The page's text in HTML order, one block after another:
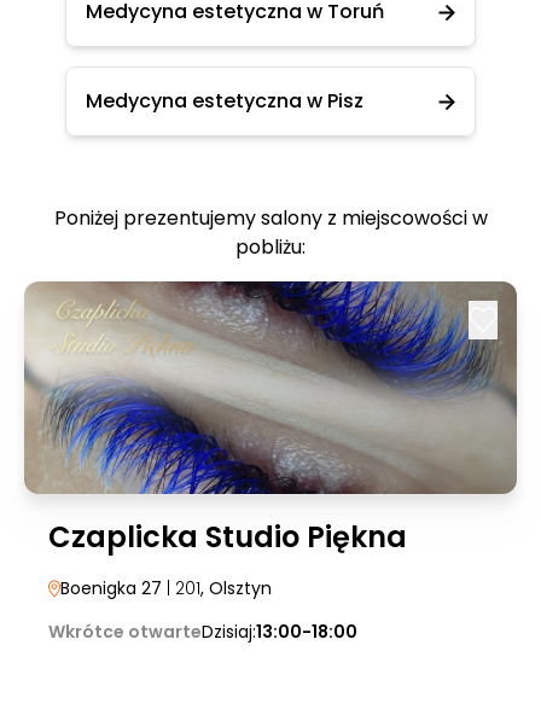
Medycyna estetyczna w Toruń
Medycyna estetyczna w Pisz
Poniżej prezentujemy salony z miejscowości w
pobliżu:
Czaplicka Studio Piękna
Boenigka 27 | 201, Olsztyn
Wkrótce otwarteDzisiaj:13:00-18:00